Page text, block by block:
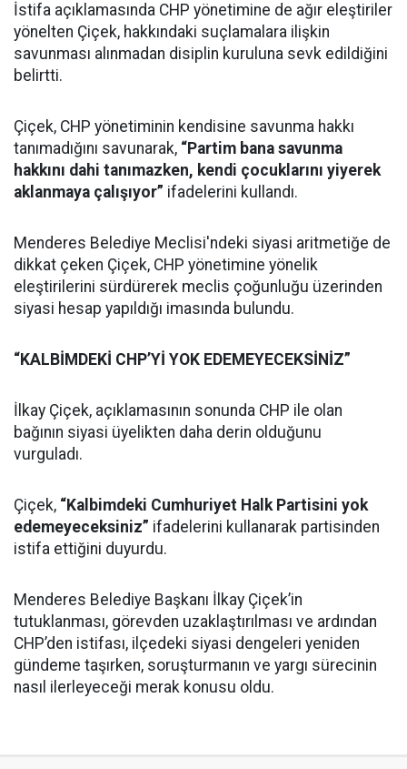
İstifa açıklamasında CHP yönetimine de ağır eleştiriler
yönelten Çiçek, hakkındaki suçlamalara ilişkin
savunması alınmadan disiplin kuruluna sevk edildiğini
belirtti.
Çiçek, CHP yönetiminin kendisine savunma hakkı
tanımadığını savunarak, “Partim bana savunma
hakkını dahi tanımazken, kendi çocuklarını yiyerek
aklanmaya çalışıyor” ifadelerini kullandı.
Menderes Belediye Meclisi'ndeki siyasi aritmetiğe de
dikkat çeken Çiçek, CHP yönetimine yönelik
eleştirilerini sürdürerek meclis çoğunluğu üzerinden
siyasi hesap yapıldığı imasında bulundu.
“KALBİMDEKİ CHP’Yİ YOK EDEMEYECEKSİNİZ”
İlkay Çiçek, açıklamasının sonunda CHP ile olan
bağının siyasi üyelikten daha derin olduğunu
vurguladı.
Çiçek, “Kalbimdeki Cumhuriyet Halk Partisini yok
edemeyeceksiniz” ifadelerini kullanarak partisinden
istifa ettiğini duyurdu.
Menderes Belediye Başkanı İlkay Çiçek’in
tutuklanması, görevden uzaklaştırılması ve ardından
CHP’den istifası, ilçedeki siyasi dengeleri yeniden
gündeme taşırken, soruşturmanın ve yargı sürecinin
nasıl ilerleyeceği merak konusu oldu.